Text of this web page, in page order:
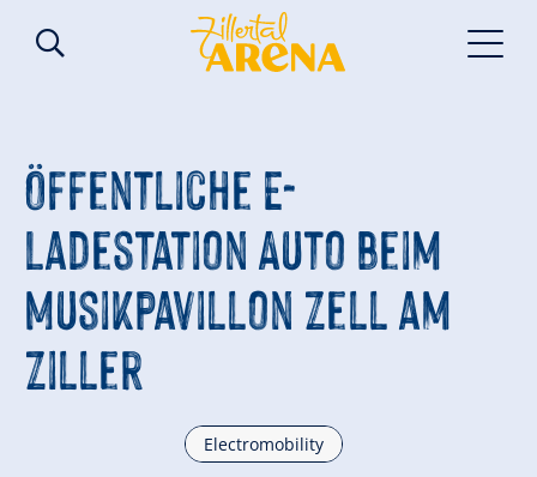
Öffentliche E-
Ladestation Auto beim
Musikpavillon Zell am
Ziller
Electromobility